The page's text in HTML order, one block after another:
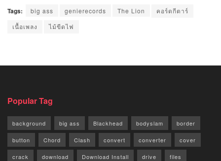
Tags: big ass genierecords The Lion
คอร์ดกีตาร์
เนื้อเพลง
ไม้ขีดไฟ
Popular Tag
background big ass Blackhead bodyslam border
button Chord Clash convert converter cover
crack download Download Install drive files